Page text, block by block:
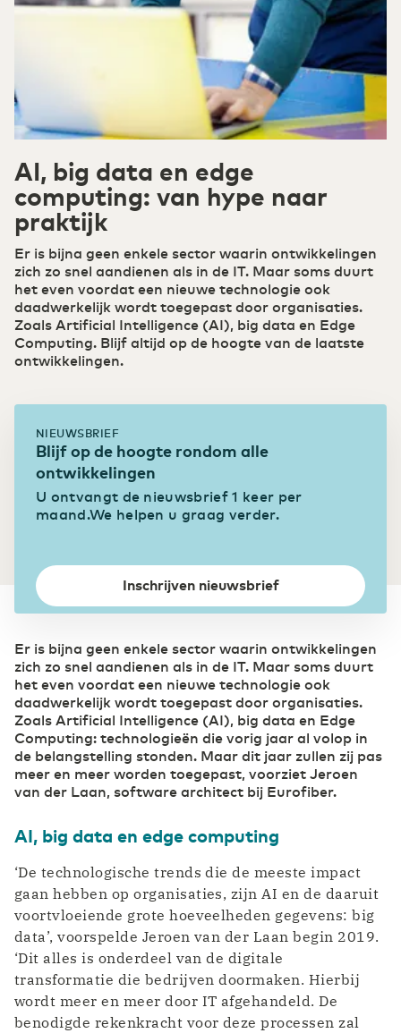
draadloos verder
Cloud & Cloudconnectiviteit
Kies de juiste cloudstrategie: veilig, schaalbaar
Private Cloud
Jouw eigen soevereine cloudomgeving
Hybrid Cloud Gateway
De oplossing voor flexibele cloudintegratie
Secure Cloud Connect
Waar connectiviteit en cloud samenkomen
DCspine
Verbind datacenters en clouds eenvoudig via
één portal
Public Cloud
Waar connectiviteit en cloud samenkomen
Ontdek onze acht Tier 3 designed datacenters
Onze Datacenters
Eurofiber Cloud Infra
Datacenter Arnhem 1
Datacenter NL Zuid-West 1
Datacenter NL Zuid-West 2
Datacenter Groningen 1
Veilig digitaal fundament voor cloud computing
(R)etail
Digitalisering en inzet ICT-middelen kenmerkt
Agri & Food
Technologische innovatie breder toepasbaar
ICT & Telecom
Hoge bandbreedtes en een betrouwbaar netwerk
Industrie
Bouw
Digitalisering biedt bouwsector extra kansen
Transport & Logistiek
Ons ESG-beleid
Careers
Compliance
Quantum
Deutschland Deutsch
Germany
AI, big data en edge
computing: van hype naar
praktijk
Er is bijna geen enkele sector waarin ontwikkelingen
zich zo snel aandienen als in de IT. Maar soms duurt
het even voordat een nieuwe technologie ook
daadwerkelijk wordt toegepast door organisaties.
Zoals Artificial Intelligence (AI), big data en Edge
Computing. Blijf altijd op de hoogte van de laatste
ontwikkelingen.
NIEUWSBRIEF
Blijf op de hoogte rondom alle
ontwikkelingen
U ontvangt de nieuwsbrief 1 keer per
maand.We helpen u graag verder.
Inschrijven nieuwsbrief
Er is bijna geen enkele sector waarin ontwikkelingen
zich zo snel aandienen als in de IT. Maar soms duurt
het even voordat een nieuwe technologie ook
daadwerkelijk wordt toegepast door organisaties.
Zoals Artificial Intelligence (AI), big data en Edge
Computing: technologieën die vorig jaar al volop in
de belangstelling stonden. Maar dit jaar zullen zij pas
meer en meer worden toegepast, voorziet Jeroen
van der Laan, software architect bij Eurofiber.
AI, big data en edge computing
‘De technologische trends die de meeste impact
gaan hebben op organisaties, zijn AI en de daaruit
voortvloeiende grote hoeveelheden gegevens: big
data’, voorspelde Jeroen van der Laan begin 2019.
‘Dit alles is onderdeel van de digitale
transformatie die bedrijven doormaken. Hierbij
wordt meer en meer door IT afgehandeld. De
benodigde rekenkracht voor deze processen zal